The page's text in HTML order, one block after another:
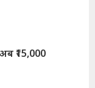
₹15,000